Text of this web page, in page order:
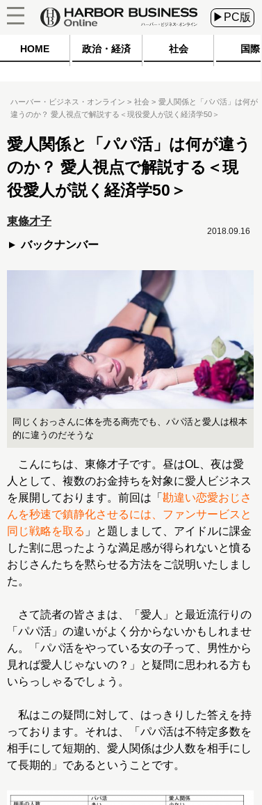
▶PC版
HOME 政治・経済 社会 国際
ハーバー・ビジネス・オンライン 社会
愛人関係と「パパ活」は何が
違うのか？ 愛人視点で解説する＜現役愛人が説く経済学50＞
愛人関係と「パパ活」は何が違う
のか？ 愛人視点で解説する＜現
役愛人が説く経済学50＞
東條才子
バックナンバー
2018.09.16
同じくおっさんに体を売る商売でも、パパ活と愛人は根本
的に違うのだそうな
こんにちは、東條才子です。昼はOL、夜は愛
人として、複数のお金持ちを対象に愛人ビジネス
を展開しております。前回は「 勘違い恋愛おじさ
んを秒速で鎮静化させるには、ファンサービスと
同じ戦略を取る 」と題しまして、アイドルに課金
した割に思ったような満足感が得られないと憤る
おじさんたちを黙らせる方法をご説明いたしまし
た。
さて読者の皆さまは、「愛人」と最近流行りの
「パパ活」の違いがよく分からないかもしれませ
ん。「パパ活をやっている女の子って、男性から
見れば愛人じゃないの？」と疑問に思われる方も
いらっしゃるでしょう。
私はこの疑問に対して、はっきりした答えを持
っております。それは、「パパ活は不特定多数を
相手にして短期的、愛人関係は少人数を相手にし
て長期的」であるということです。